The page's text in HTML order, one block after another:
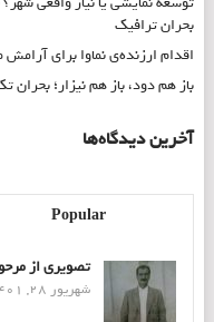
بحران ترافیک
اقدام ارزنده‌ی نماوا برای آرامش
باز هم دود، باز هم نیزار؛ بحران
آخرین دیدگاه‌ها
Popular
تصویری از
شهریور 28, 1401